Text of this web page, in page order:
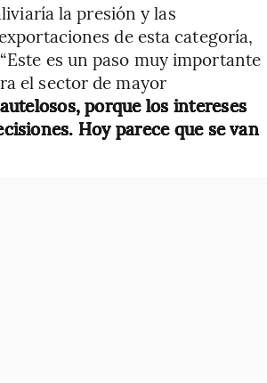
la presión y las
de esta categoría,
es un paso muy importante
el sector de mayor
porque los intereses
Hoy parece que se van